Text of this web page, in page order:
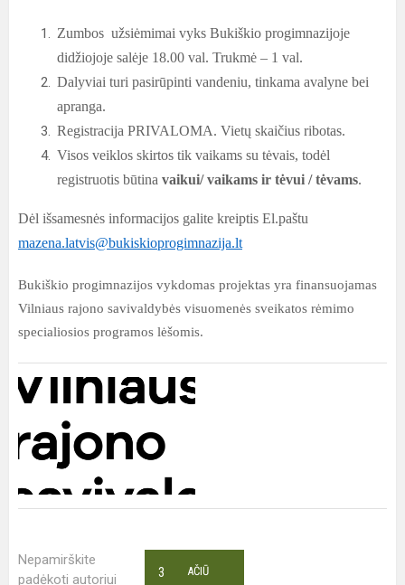
Zumbos užsiėmimai vyks Bukiškio progimnazijoje
didžiojoje salėje 18.00 val. Trukmė – 1 val.
Dalyviai turi pasirūpinti vandeniu, tinkama avalyne bei
apranga.
Registracija PRIVALOMA. Vietų skaičius ribotas.
Visos veiklos skirtos tik vaikams su tėvais, todėl
registruotis būtina vaikui/ vaikams ir tėvui / tėvams.
Dėl išsamesnės informacijos galite kreiptis El.paštu
mazena.latvis@bukiskioprogimnazija.lt
Bukiškio progimnazijos vykdomas projektas yra finansuojamas
Vilniaus rajono savivaldybės visuomenės sveikatos rėmimo
specialiosios programos lėšomis.
Nepamirškite
padėkoti autoriui
AČIŪ
3